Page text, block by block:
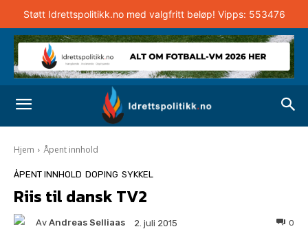
Støtt Idrettspolitikk.no med valgfritt beløp! Vipps: 553476
Hjem Åpent innhold
ÅPENT INNHOLD DOPING SYKKEL
Riis til dansk TV2
Av Andreas Selliaas 2. juli 2015 0